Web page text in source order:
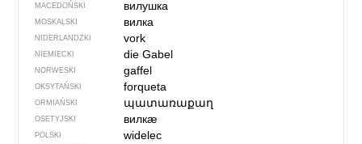
MACEDOŃSKI вилушка
MOSKALSKI вилка
NIDERLANDZKI vork
NIEMIECKI die Gabel
NORWESKI gaffel
OKSYTAŃSKI forqueta
ORMIAŃSKI պատառաքաղ
OSETYJSKI вилкӕ
POLSKI widelec